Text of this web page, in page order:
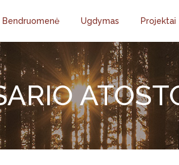
Bendruomenė Ugdymas Projektai